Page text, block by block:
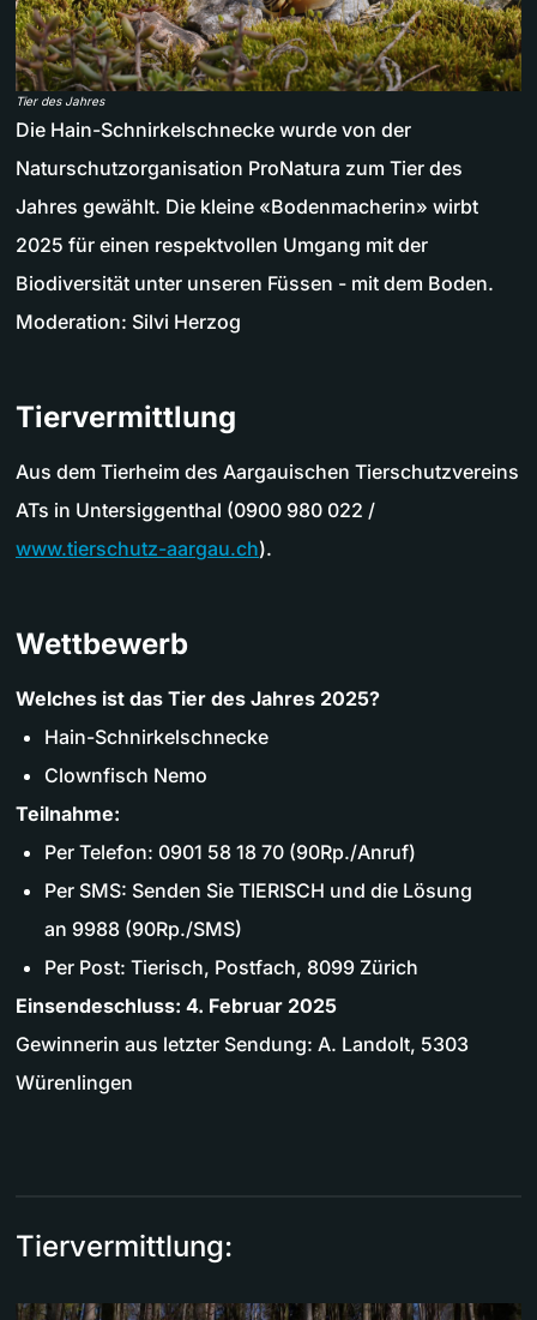
Tier des Jahres
Die Hain-Schnirkelschnecke wurde von der
Naturschutzorganisation ProNatura zum Tier des
Jahres gewählt. Die kleine «Bodenmacherin» wirbt
2025 für einen respektvollen Umgang mit der
Biodiversität unter unseren Füssen - mit dem Boden.
Moderation: Silvi Herzog
Tiervermittlung
Aus dem Tierheim des Aargauischen Tierschutzvereins
ATs in Untersiggenthal (0900 980 022 /
www.tierschutz-aargau.ch).
Wettbewerb
Welches ist das Tier des Jahres 2025?
Hain-Schnirkelschnecke
Clownfisch Nemo
Teilnahme:
Per Telefon: 0901 58 18 70 (90Rp./Anruf)
Per SMS: Senden Sie TIERISCH und die Lösung
an 9988 (90Rp./SMS)
Per Post: Tierisch, Postfach, 8099 Zürich
Einsendeschluss: 4. Februar 2025
Gewinnerin aus letzter Sendung: A. Landolt, 5303
Würenlingen
Tiervermittlung: